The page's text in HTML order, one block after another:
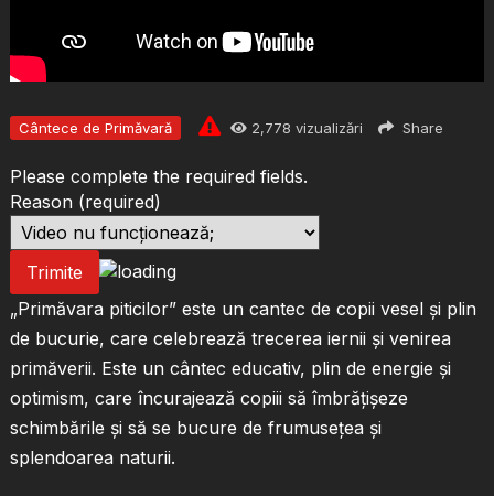
Cântece de Primăvară 2,778 vizualizări Share
Please complete the required fields.
Reason (required)
Trimite
„Primăvara piticilor” este un cantec de copii vesel și plin
de bucurie, care celebrează trecerea iernii și venirea
primăverii. Este un cântec educativ, plin de energie și
optimism, care încurajează copiii să îmbrățișeze
schimbările și să se bucure de frumusețea și
splendoarea naturii.